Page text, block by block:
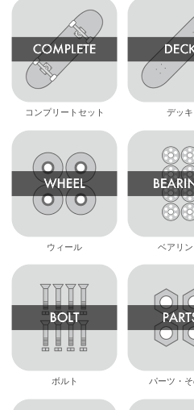
コンプリートセット デッキ
ウィール ベアリ
ボルト パーツ・